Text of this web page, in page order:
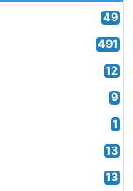
49
491
12
9
1
13
13